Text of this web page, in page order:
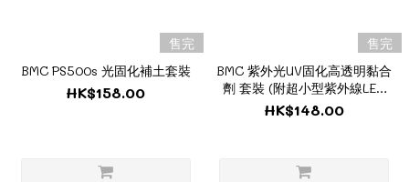
售完
BMC PS500s 光固化補土套裝
HK$158.00
售完
BMC 紫外光UV固化高透明黏合
劑 套裝 (附超小型紫外線LED
燈) TOME010S
HK$148.00